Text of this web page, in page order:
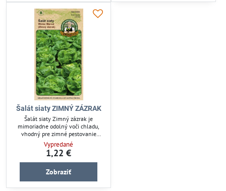
Šalát siaty ZIMNÝ ZÁZRAK
Šalát siaty Zimný zázrak je
mimoriadne odolný voči chladu,
vhodný pre zimné pestovanie
listovej zeleniny. Tento druh
zabezpečuje čerstvú úrodu aj v
chladnejších mesiacoch. Ideálny
pre záhradkárov hľadajúcich
spoľahlivý zavlažovací systém pre
dlhou trvanlivosťou a pravidelným
Vypredané
1,22 €
Zobraziť